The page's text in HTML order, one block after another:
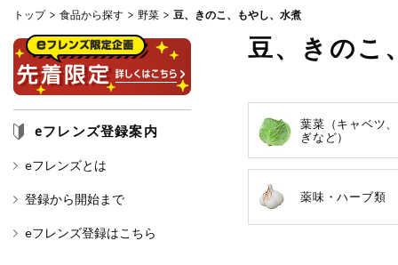
キーワード
キーワードをすべて含む
いず
トップ 食品から探す 野菜 豆、きのこ、もやし、水煮
eフレンズ登録案内
eフレンズとは
登録から開始まで
eフレンズ登録はこちら
豆、きのこ
葉菜（キャベツ
ぎなど）
薬味・ハーブ類